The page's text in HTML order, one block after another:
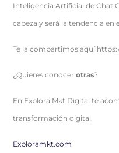
Inteligencia Artificial de Chat
cabeza y será la tendencia en
Te la compartimos aquí
¿Quieres conocer otras?
En Explora Mkt Digital te
transformación digital.
Exploramkt.com